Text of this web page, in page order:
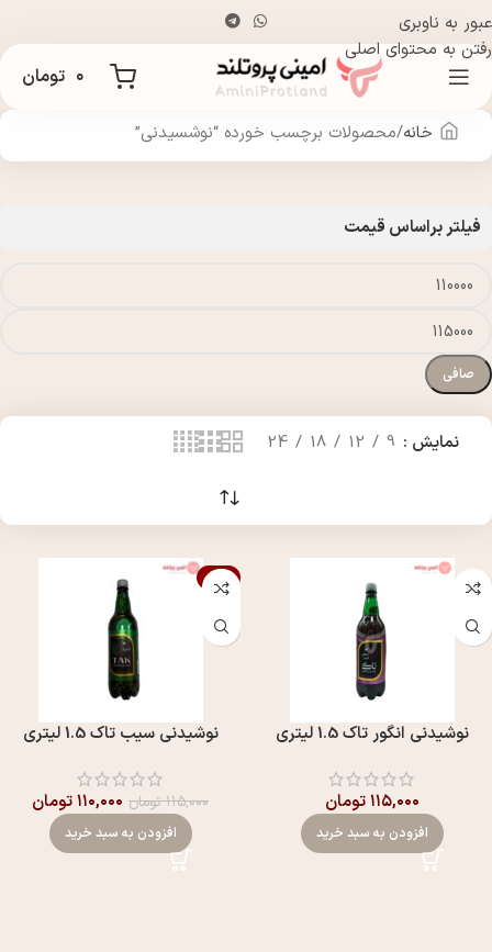
عبور به ناوبری
رفتن به محتوای اصلی
۰ تومان
خانه محصولات برچسب خورده “نوشسیدنی”
فیلتر براساس قیمت
صافی
نمایش 9
12
18
24
نوشیدنی انگور تاک 1.5 لیتری
۱۱۵,۰۰۰تومان
افزودن به سبد خرید
-4%
نوشیدنی سیب تاک 1.5 لیتری
۱۱۵,۰۰۰تومان ۱۱۰,۰۰۰تومان
افزودن به سبد خرید